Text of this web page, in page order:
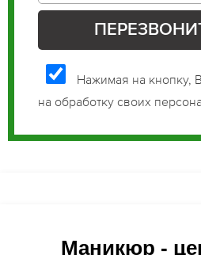
Нажимая на кнопку,
на обработку своих
Маникюр -